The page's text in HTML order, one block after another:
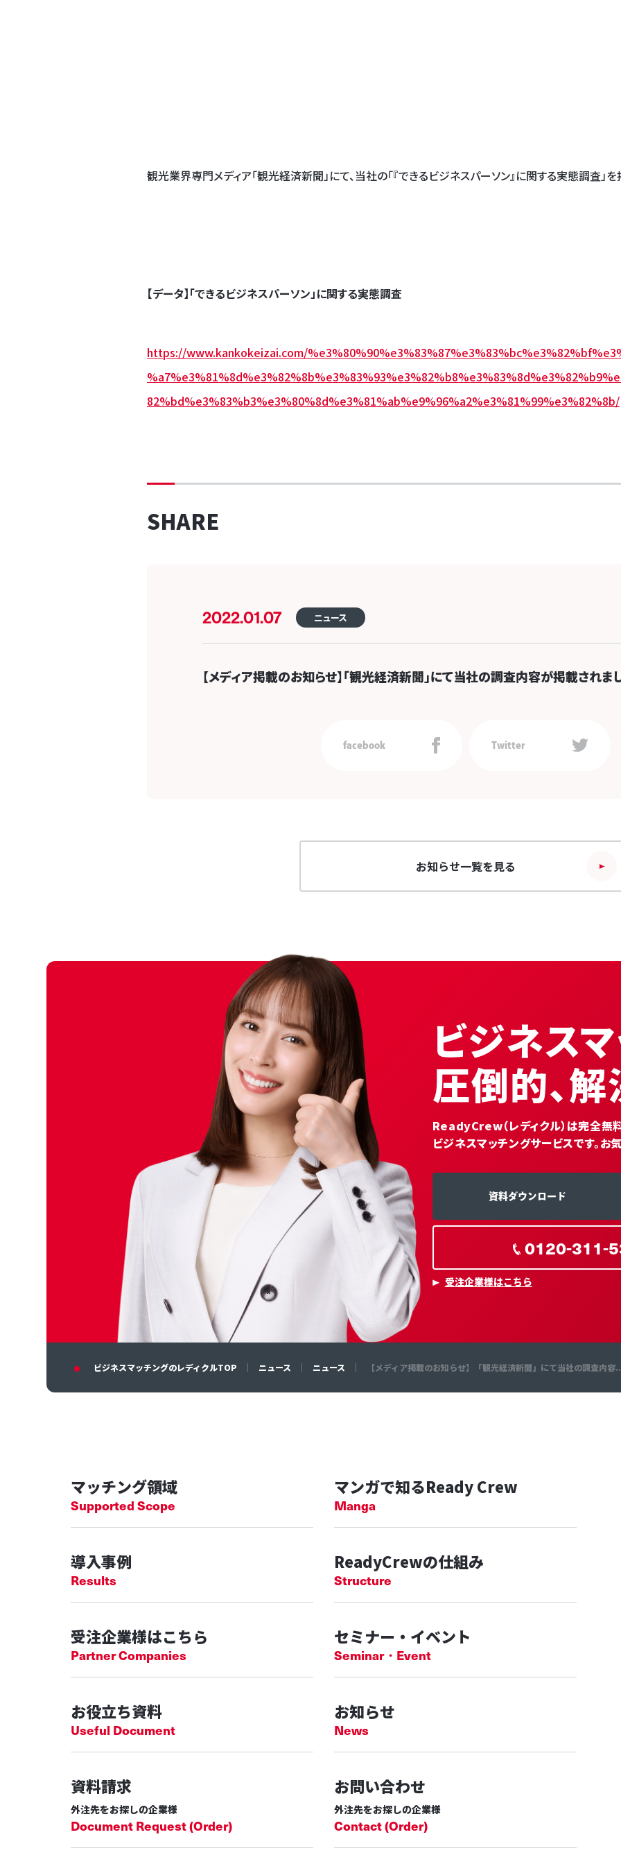
観光業界専門メディア「観光経済新聞」にて、当社の「『できるビジネスパーソン』に関する実態調査」
【データ】「できるビジネスパーソン」に関する実態調査
https://www.kankokeizai.com/
82%bd%e3%83%b3%e3%80%8d%e3%81%ab%e9%96%a2%e3%81%99%e3%82%8b/
SHARE
2022.01.07 ニュース
【メディア掲載のお知らせ】「観光経済新聞」にて当社の調査内容が掲載されま
facebook Twitter
お知らせ一覧を見る
ビジネス
圧倒的、解
ReadyCrew（レディクル）は完全無
ビジネスマッチングサービスです。お
資料ダウンロード
0120-311-
受注企業様はこちら
ビジネスマッチングのレディクルTOP ニュース ニュース 【メディア掲載のお知らせ】「観光経済新聞」にて当社の調査内容
マッチング領域
Supported Scope
マンガで知るReady Crew
Manga
導入事例
Results
ReadyCrewの仕組み
Structure
受注企業様はこちら
Partner Companies
セミナー・イベント
Seminar・Event
お知らせ
News
資料請求
外注先をお探しの企業様
Document Request (Order)
お問い合わせ
外注先をお探しの企業様
Contact (Order)
お役立ち資料
Useful Document